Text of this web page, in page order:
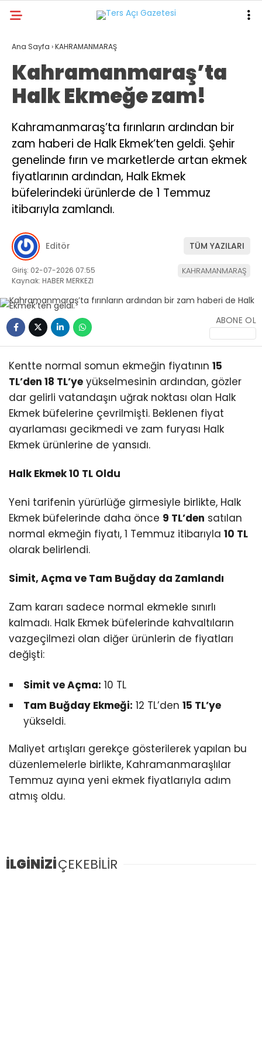
İhbar Hattı
Facebook
Youtube
GALERİ
GÜNDEM
ASAYİŞ
DÜNYA
KAHRAMANMARAŞ
SPOR
TEKNOLOJİ
DİĞER
Ana Sayfa ›KAHRAMANMARAŞ
Kahramanmaraş’ta
Halk Ekmeğe zam!
Kahramanmaraş’ta fırınların ardından bir
zam haberi de Halk Ekmek’ten geldi. Şehir
genelinde fırın ve marketlerde artan ekmek
fiyatlarının ardından, Halk Ekmek
büfelerindeki ürünlerde de 1 Temmuz
itibarıyla zamlandı.
Editör TÜM YAZILARI
Giriş: 02-07-2026 07:55
Kaynak: HABER MERKEZI
KAHRAMANMARAŞ
ABONE OL
Kentte normal somun ekmeğin fiyatının 15
TL’den 18 TL’ye yükselmesinin ardından, gözler
dar gelirli vatandaşın uğrak noktası olan Halk
Ekmek büfelerine çevrilmişti. Beklenen fiyat
ayarlaması gecikmedi ve zam furyası Halk
Ekmek ürünlerine de yansıdı.
Halk Ekmek 10 TL Oldu
Yeni tarifenin yürürlüğe girmesiyle birlikte, Halk
Ekmek büfelerinde daha önce 9 TL’den satılan
normal ekmeğin fiyatı, 1 Temmuz itibarıyla 10 TL
olarak belirlendi.
Simit, Açma ve Tam Buğday da Zamlandı
Zam kararı sadece normal ekmekle sınırlı
kalmadı. Halk Ekmek büfelerinde kahvaltıların
vazgeçilmezi olan diğer ürünlerin de fiyatları
değişti:
Simit ve Açma: 10 TL
Tam Buğday Ekmeği: 12 TL’den 15 TL’ye
yükseldi.
Maliyet artışları gerekçe gösterilerek yapılan bu
düzenlemelerle birlikte, Kahramanmaraşlılar
Temmuz ayına yeni ekmek fiyatlarıyla adım
atmış oldu.
İLGİNİZİÇEKEBİLİR